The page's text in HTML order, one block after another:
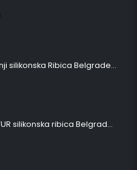
Šetač HOLO srednji silikonska Ribica Belgrade Walker
Šetač srednji NATUR silikonska ribica Belgrade Walker